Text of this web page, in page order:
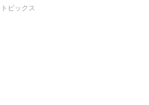
DUKE R EVO 購入サポートキャン
トピックス